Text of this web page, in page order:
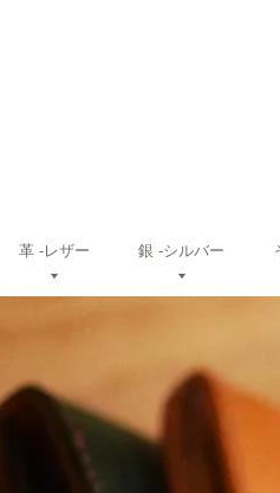
革 ‐レザー 銀 ‐シルバー